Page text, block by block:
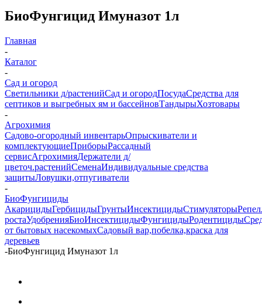
БиоФунгицид Имуназот 1л
Главная
-
Каталог
-
Сад и огород
Светильники д/растенийСад и огородПосудаСредства для
септиков и выгребных ям и бассейновТандырыХозтовары
-
Агрохимия
Садово-огородный инвентарьОпрыскиватели и
комплектующиеПриборыРассадный
сервисАгрохимияДержатели д/
цветоч.растенийСеменаИндивидуальные средства
защитыЛовушки,отпугиватели
-
БиоФунгициды
АкарицидыГербицидыГрунтыИнсектицидыСтимуляторы
ростаУдобренияБиоИнсектицидыФунгицидыРодентициды
от бытовых насекомыхСадовый вар,побелка,краска для
деревьев
-БиоФунгицид Имуназот 1л